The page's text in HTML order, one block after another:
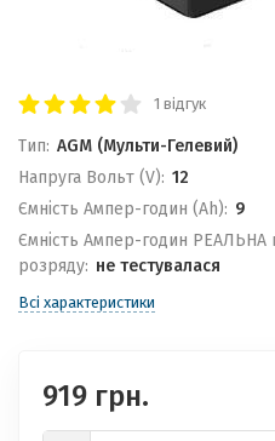
1 відгук
Тип: AGM (Мульти-Гелевий)
Напруга Вольт (V): 12
Ємність Ампер-годин (Ah): 9
Ємність Ампер-годин РЕАЛЬНА
розряду: не тестувалася
Всі характеристики
919 грн.